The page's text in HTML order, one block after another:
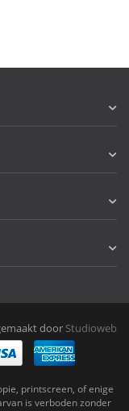
door Studioweb
printscreen, of enige
is verboden zonder